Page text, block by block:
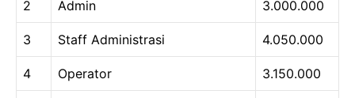
2 Admin 3.000.000
3 Staff Administrasi 4.050.000
4 Operator 3.150.000